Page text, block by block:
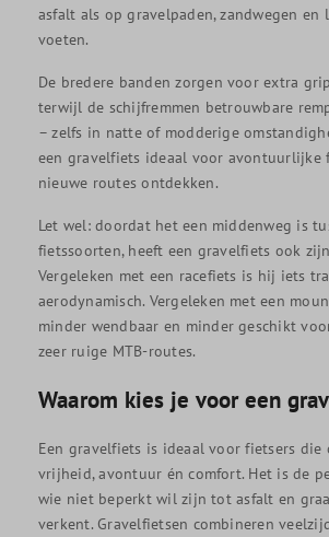
asfalt als op gravelpaden, zandwegen
voeten.
De bredere banden zorgen voor extra
terwijl de schijfremmen betrouwbare
– zelfs in natte of modderige
een gravelfiets ideaal voor avontuurlijke
nieuwe routes ontdekken.
Let wel: doordat het een middenweg is
fietssoorten, heeft een gravelfiets ook
Vergeleken met een racefiets is hij iets
aerodynamisch. Vergeleken met een
minder wendbaar en minder geschikt
zeer ruige MTB-routes.
Waarom kies je voor een
Een gravelfiets is ideaal voor fietsers die
vrijheid, avontuur én comfort. Het is de
wie niet beperkt wil zijn tot asfalt en
verkent. Gravelfietsen combineren